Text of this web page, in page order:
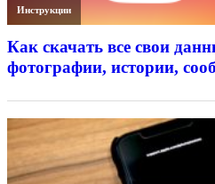
Инструкции
Как скачать все свои
фотографии, истории,